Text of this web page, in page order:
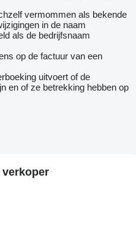
vermommen als bekende
in de naam
als de bedrijfsnaam
op de factuur van een
uitvoert of de
en of ze betrekking hebben op
verkoper